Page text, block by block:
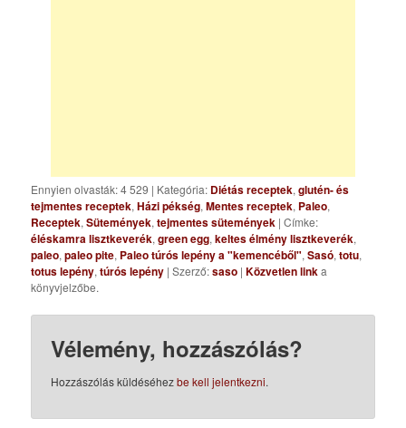
Ennyien olvasták: 4 529 | Kategória: Diétás receptek,glutén- és
tejmentes receptek,Házi pékség,Mentes receptek, Paleo,
Receptek,Sütemények,tejmentes sütemények | Címke:
éléskamra lisztkeverék,green egg,keltes élmény lisztkeverék,
paleo,paleo pite, Paleo túrós lepény a "kemencéből",Sasó,totu,
totus lepény,túrós lepény | Szerző:saso |Közvetlen linka
könyvjelzőbe.
Vélemény, hozzászólás?
Hozzászólás küldéséhezbe kell jelentkezni.